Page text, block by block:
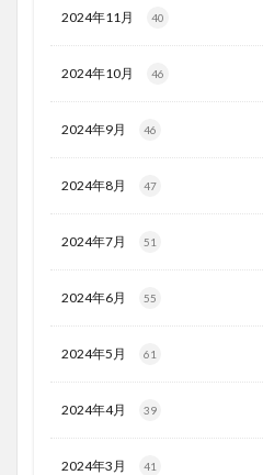
2024年11月 40
2024年10月 46
2024年9月 46
2024年8月 47
2024年7月 51
2024年6月 55
2024年5月 61
2024年4月 39
2024年3月 41